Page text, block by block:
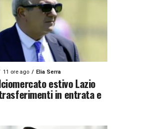
11 ore ago Elia Serra
estivo Lazio
in entrata e